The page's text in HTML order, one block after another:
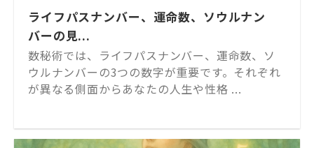
ライフパスナンバー、運命数、ソウルナン
バーの見...
数秘術では、ライフパスナンバー、運命数、ソ
ウルナンバーの3つの数字が重要です。それぞれ
が異なる側面からあなたの人生や性格 ...